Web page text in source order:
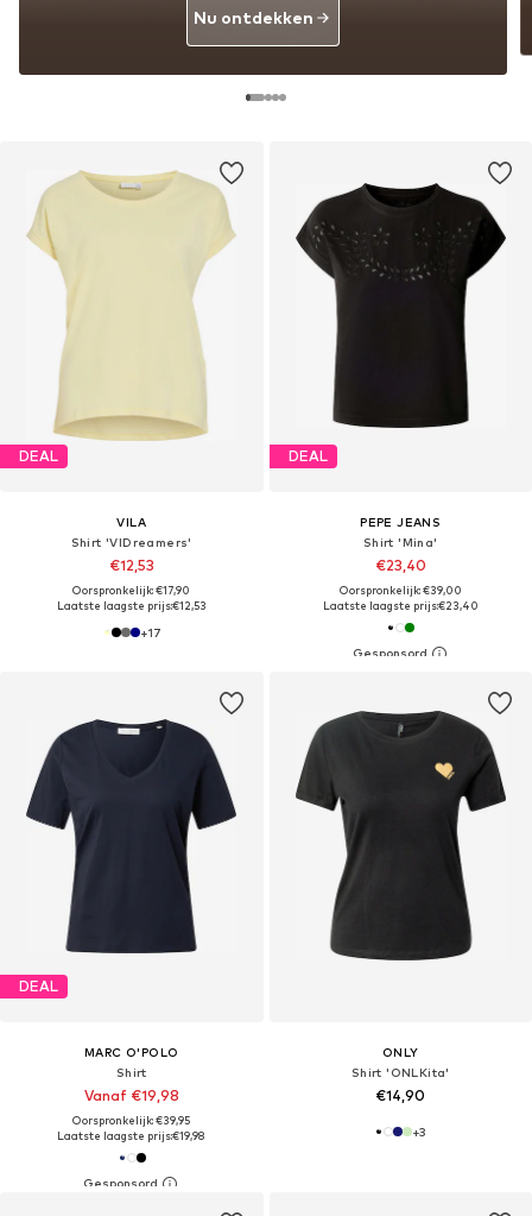
DEAL
VILA
Shirt 'VIDreamers'
€12,53
Oorspronkelijk: €17,90
Laatste laagste prijs:€12,53
+17
Nu ontdekken
DEAL
PEPE JEANS
Shirt 'Mina'
€23,40
Oorspronkelijk: €39,00
Laatste laagste prijs:€23,40
DEAL
MARC O'POLO
Shirt
Vanaf €19,98
Oorspronkelijk: €39,95
Laatste laagste prijs:€19,98
ONLY
Shirt 'ONLKita'
€14,90
+3